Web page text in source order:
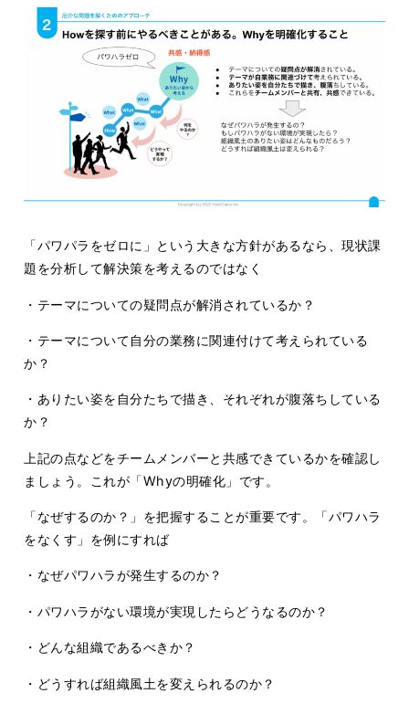
「パワパラをゼロに」という大きな方針があるなら、現状課
題を分析して解決策を考えるのではなく
・テーマについての疑問点が解消されているか？
・テーマについて自分の業務に関連付けて考えられている
か？
・ありたい姿を自分たちで描き、それぞれが腹落ちしている
か？
上記の点などをチームメンバーと共感できているかを確認し
ましょう。これが「Whyの明確化」です。
「なぜするのか？」を把握することが重要です。「パワハラ
をなくす」を例にすれば
・なぜパワハラが発生するのか？
・パワハラがない環境が実現したらどうなるのか？
・どんな組織であるべきか？
・どうすれば組織風土を変えられるのか？